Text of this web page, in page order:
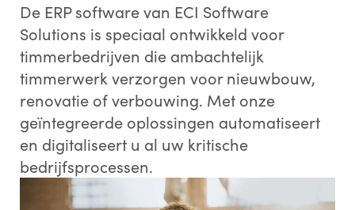
De ERP software van ECI Software
Solutions is speciaal ontwikkeld voor
timmerbedrijven die ambachtelijk
timmerwerk verzorgen voor nieuwbouw,
renovatie of verbouwing. Met onze
geïntegreerde oplossingen automatiseert
en digitaliseert u al uw kritische
bedrijfsprocessen.